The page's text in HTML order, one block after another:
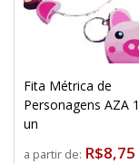
Fita Métrica de
Personagens AZA
un
a partir de: R$8,75